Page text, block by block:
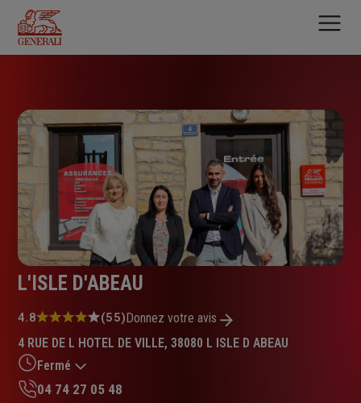
contenu
principal
L'ISLE D'ABEAU
Note
4.8
sur
5
étoiles
4.8 (55)Donnez votre avis
4 RUE DE L HOTEL DE VILLE, 38080 L ISLE D ABEAU
Fermé
04 74 27 05 48